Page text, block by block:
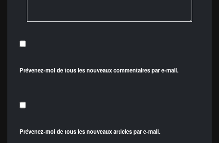
Prévenez-moi de tous les nouveaux commentaires par e-mail.
Prévenez-moi de tous les nouveaux articles par e-mail.